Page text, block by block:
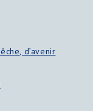
d’avenir